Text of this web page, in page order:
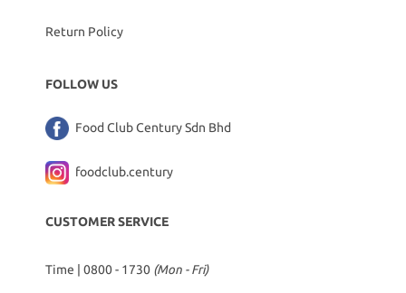
Return Policy
FOLLOW US
Food Club Century Sdn Bhd
foodclub.century
CUSTOMER SERVICE
Time | 0800 - 1730 (Mon - Fri)